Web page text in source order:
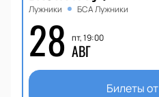
Лужники БСА Лужники
28 пт, 19:00
АВГ
Билеты от